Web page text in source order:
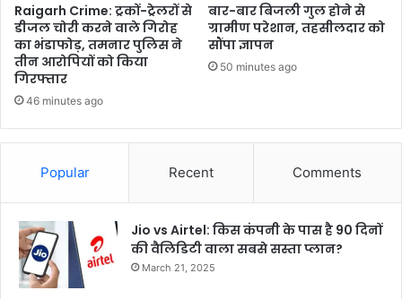
Raigarh Crime: ट्रकों-ट्रेलरों से
डीजल चोरी करने वाले गिरोह
का भंडाफोड़, तमनार पुलिस ने
तीन आरोपियों को किया
गिरफ्तार
46 minutes ago
बार-बार बिजली गुल होने से
ग्रामीण परेशान, तहसीलदार को
सौंपा ज्ञापन
50 minutes ago
Popular Recent Comments
Jio vs Airtel: किस कंपनी के पास है 90 दिनों
की वैलिडिटी वाला सबसे सस्ता प्लान?
March 21, 2025